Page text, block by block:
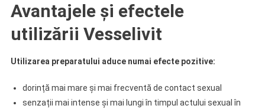
Avantajele și efectele
utilizării Vesselivit
Utilizarea preparatului aduce numai efecte pozitive:
dorință mai mare și mai frecventă de contact sexual
senzații mai intense și mai lungi în timpul actului sexual în